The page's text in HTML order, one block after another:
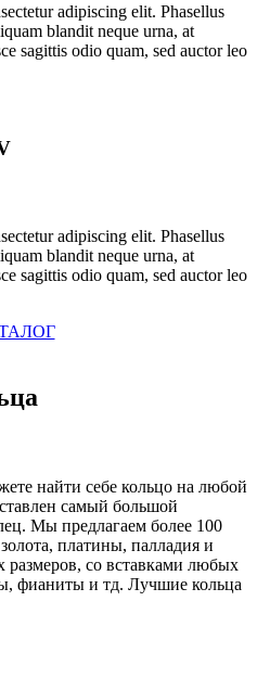
adipiscing elit. Phasellus
blandit neque urna, at
sagittis odio quam, sed auctor leo
adipiscing elit. Phasellus
blandit neque urna, at
sagittis odio quam, sed auctor leo
найти себе кольцо на любой
самый большой
Мы предлагаем более 100
платины, палладия и
со вставками любых
фианиты и тд. Лучшие кольца